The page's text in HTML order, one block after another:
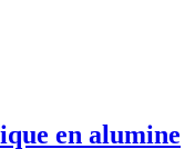
en alumine